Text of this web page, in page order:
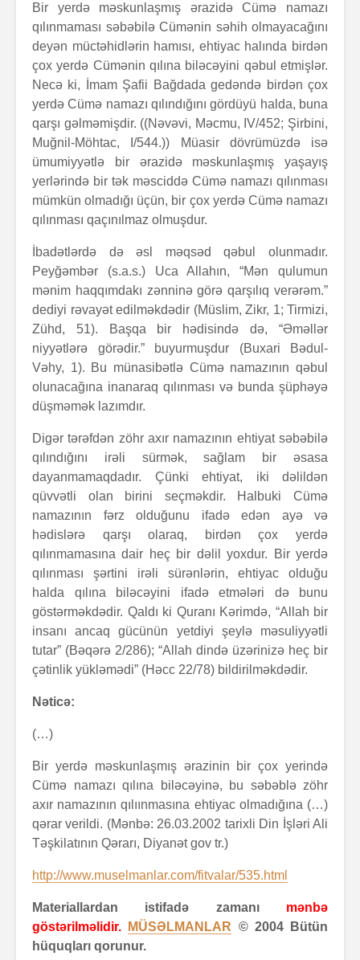
Bir yerdə məskunlaşmış ərazidə Cümə namazı
qılınmaması səbəbilə Cümənin səhih olmayacağını
deyən müctəhidlərin hamısı, ehtiyac halında birdən
çox yerdə Cümənin qılına biləcəyini qəbul etmişlər.
Necə ki, İmam Şafii Bağdada gedəndə birdən çox
yerdə Cümə namazı qılındığını gördüyü halda, buna
qarşı gəlməmişdir. ((Nəvəvi, Məcmu, IV/452; Şirbini,
Muğnil-Möhtac, I/544.)) Müasir dövrümüzdə isə
ümumiyyətlə bir ərazidə məskunlaşmış yaşayış
yerlərində bir tək məsciddə Cümə namazı qılınması
mümkün olmadığı üçün, bir çox yerdə Cümə namazı
qılınması qaçınılmaz olmuşdur.
İbadətlərdə də əsl məqsəd qəbul olunmadır.
Peyğəmbər (s.a.s.) Uca Allahın, “Mən qulumun
mənim haqqımdakı zənninə görə qarşılıq verərəm.”
dediyi rəvayət edilməkdədir (Müslim, Zikr, 1; Tirmizi,
Zühd, 51). Başqa bir hədisində də, “Əməllər
niyyətlərə görədir.” buyurmuşdur (Buxari Bədul-
Vəhy, 1). Bu münasibətlə Cümə namazının qəbul
olunacağına inanaraq qılınması və bunda şüphəyə
düşməmək lazımdır.
Digər tərəfdən zöhr axır namazının ehtiyat səbəbilə
qılındığını irəli sürmək, sağlam bir əsasa
dayanmamaqdadır. Çünki ehtiyat, iki dəlildən
qüvvətli olan birini seçməkdir. Halbuki Cümə
namazının fərz olduğunu ifadə edən ayə və
hədislərə qarşı olaraq, birdən çox yerdə
qılınmamasına dair heç bir dəlil yoxdur. Bir yerdə
qılınması şərtini irəli sürənlərin, ehtiyac olduğu
halda qılına biləcəyini ifadə etmələri də bunu
göstərməkdədir. Qaldı ki Quranı Kərimdə, “Allah bir
insanı ancaq gücünün yetdiyi şeylə məsuliyyətli
tutar” (Bəqərə 2/286); “Allah dində üzərinizə heç bir
çətinlik yükləmədi” (Həcc 22/78) bildirilməkdədir.
Nəticə:
(…)
Bir yerdə məskunlaşmış ərazinin bir çox yerində
Cümə namazı qılına biləcəyinə, bu səbəblə zöhr
axır namazının qılıınmasına ehtiyac olmadığına (…)
qərar verildi. (Mənbə: 26.03.2002 tarixli Din İşləri Ali
Təşkilatının Qərarı, Diyanət gov tr.)
http://www.muselmanlar.com/fitvalar/535.html
Materiallardan istifadə zamanı mənbə
göstərilməlidir.
MÜSƏLMANLAR © 2004 Bütün
hüquqları qorunur.